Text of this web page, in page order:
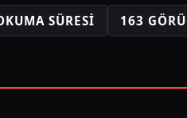
SÜRESI 163